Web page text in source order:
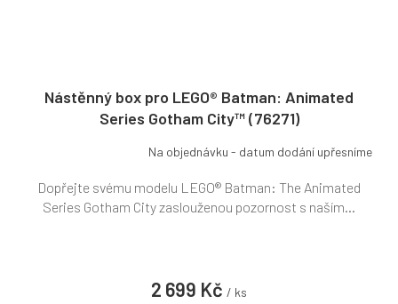
Nástěnný box pro LEGO® Batman: Animated
Series Gotham City™ (76271)
Na objednávku - datum dodání upřesníme
2 699 Kč / ks
Dopřejte svému modelu LEGO® Batman: The Animated
Series Gotham City zaslouženou pozornost s naším...